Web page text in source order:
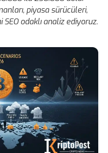
piyasa sürücüleri,
odaklı analiz ediyoruz.